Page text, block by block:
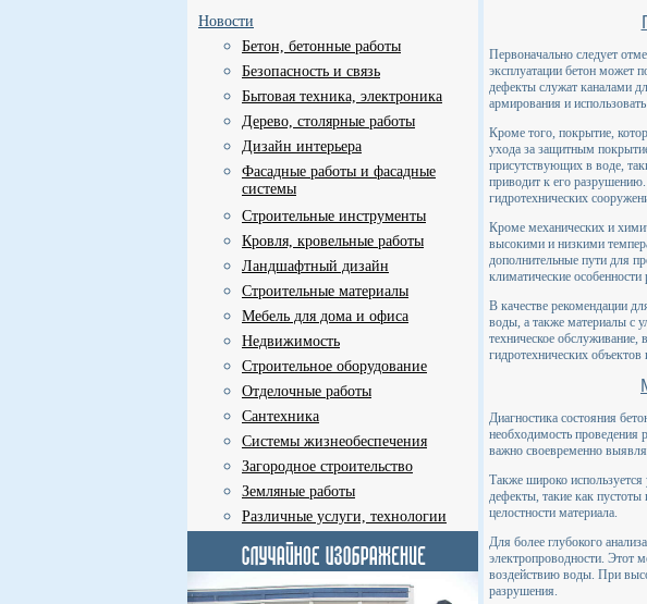
Новости
Бетон, бетонные работы
Безопасность и связь
Бытовая техника, электроника
Дерево, столярные работы
Дизайн интерьера
Фасадные работы и фасадные
системы
Строительные инструменты
Кровля, кровельные работы
Ландшафтный дизайн
Строительные материалы
Мебель для дома и офиса
Недвижимость
Строительное оборудование
Отделочные работы
Сантехника
Системы жизнеобеспечения
Загородное строительство
Земляные работы
Различные услуги, технологии
Первоначально следует
эксплуатации бетон может
дефекты служат каналами
армирования и
Кроме того, покрытие,
ухода за защитным
присутствующих в воде,
приводит к его
гидротехнических
Кроме механических и
высокими и низкими
дополнительные пути для
климатические особенности
В качестве рекомендации
воды, а также материалы с
техническое
гидротехнических
Диагностика состояния
необходимость проведения
важно своевременно
Также широко используется
дефекты, такие как
целостности материала.
Для более глубокого
электропроводности. Этот
воздействию воды. При
разрушения.